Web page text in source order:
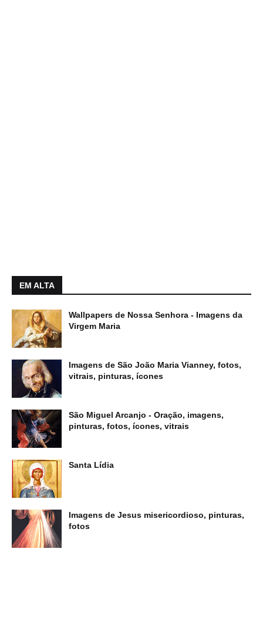
EM ALTA
Wallpapers de Nossa Senhora - Imagens da
Virgem Maria
Imagens de São João Maria Vianney, fotos,
vitrais, pinturas, ícones
São Miguel Arcanjo - Oração, imagens,
pinturas, fotos, ícones, vitrais
Santa Lídia
Imagens de Jesus misericordioso, pinturas,
fotos